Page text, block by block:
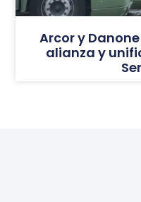
Arcor y
alianza y